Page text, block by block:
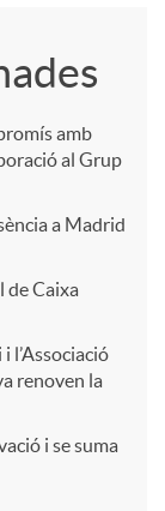
amb
al Grup
a Madrid
de Caixa
l’Associació
renoven la
i se suma